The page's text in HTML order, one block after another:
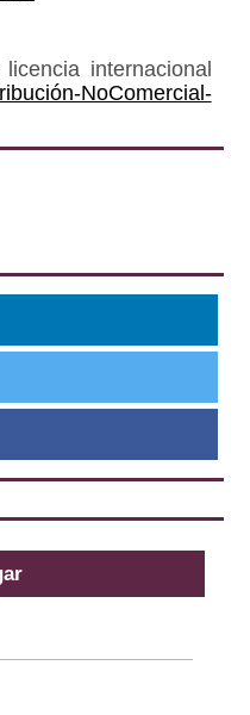
internacional
NoComercial-